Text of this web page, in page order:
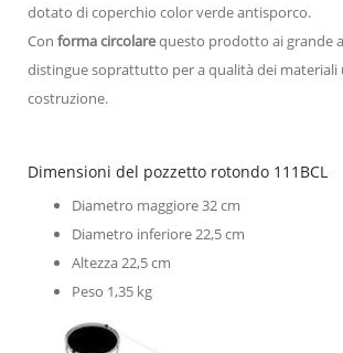
dotato di coperchio color verde antisporco.
Con forma circolarequesto prodotto ai grande
distingue soprattutto per a qualità dei materiali
costruzione.
Dimensioni del pozzetto rotondo 111BCL
Diametro maggiore 32 cm
Diametro inferiore 22,5 cm
Altezza22,5 cm
Peso 1,35 kg